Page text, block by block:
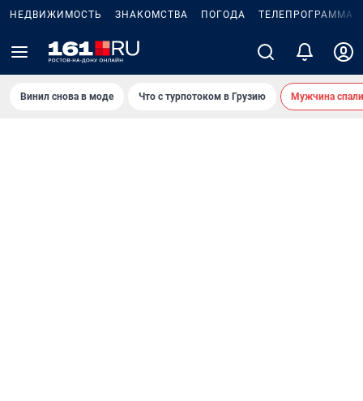
НЕДВИЖИМОСТЬ ЗНАКОМСТВА ПОГОДА ТЕЛЕПРОГРАММА
Винил снова в моде Что с турпотоком в Грузию Мужчина